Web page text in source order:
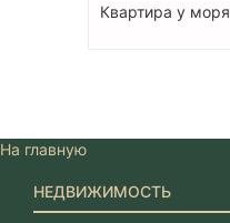
Квартира у моря
На главную
НЕДВИЖИМОСТЬ